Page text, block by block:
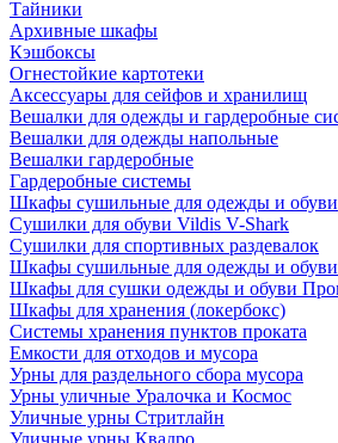
Тайники
Архивные шкафы
Кэшбоксы
Огнестойкие картотеки
Аксессуары для сейфов и хранилищ
Вешалки для одежды и гардеробные
Вешалки для одежды напольные
Вешалки гардеробные
Гардеробные системы
Шкафы сушильные для одежды и обуви
Сушилки для обуви Vildis V-Shark
Сушилки для спортивных раздевалок
Шкафы сушильные для одежды и
Шкафы для сушки одежды и обуви
Шкафы для хранения (локербокс)
Системы хранения пунктов проката
Емкости для отходов и мусора
Урны для раздельного сбора мусора
Урны уличные Уралочка и Космос
Уличные урны Стритлайн
Уличные урны Квадро